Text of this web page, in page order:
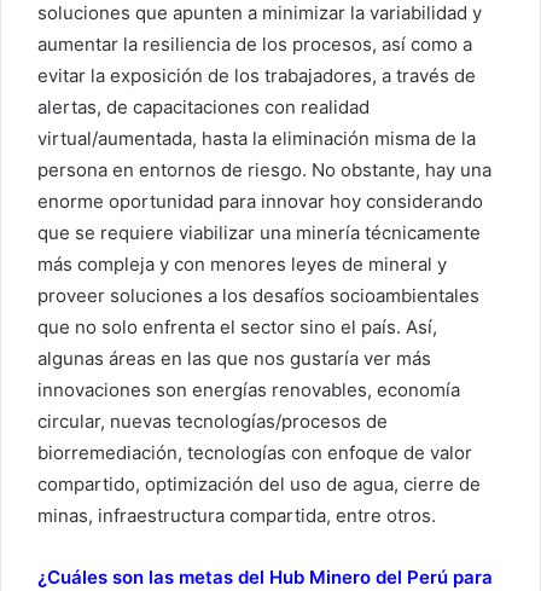
soluciones que apunten a minimizar la variabilidad y
aumentar la resiliencia de los procesos, así como a
evitar la exposición de los trabajadores, a través de
alertas, de capacitaciones con realidad
virtual/aumentada, hasta la eliminación misma de la
persona en entornos de riesgo. No obstante, hay una
enorme oportunidad para innovar hoy considerando
que se requiere viabilizar una minería técnicamente
más compleja y con menores leyes de mineral y
proveer soluciones a los desafíos socioambientales
que no solo enfrenta el sector sino el país. Así,
algunas áreas en las que nos gustaría ver más
innovaciones son energías renovables, economía
circular, nuevas tecnologías/procesos de
biorremediación, tecnologías con enfoque de valor
compartido, optimización del uso de agua, cierre de
minas, infraestructura compartida, entre otros.
¿Cuáles son las metas del Hub Minero del Perú para